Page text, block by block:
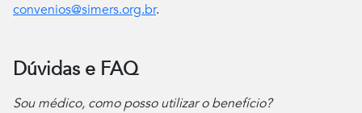
convenios@simers.org.br.
Dúvidas e FAQ
Sou médico, como posso utilizar o benefício?